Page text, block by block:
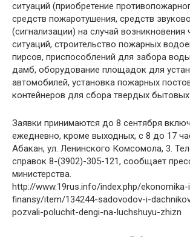
ситуаций (приобретение
средств пожаротушения, средств
(сигнализации) на случай
ситуаций, строительство пожарных
пирсов, приспособлений для забора
дамб, оборудование площадок для
автомобилей, установка пожарных
контейнеров для сбора твердых
Заявки принимаются до 8 сентября
ежедневно, кроме выходных, с 8 до 17
Абакан, ул. Ленинского Комсомола, 3.
справок 8-(3902)-305-121, сообщает
министерства.
http://www.19rus.info/index.php/ekonomika-
finansy/item/134244-sadovodov-i-
pozvali-poluchit-dengi-na-luchshuyu-zhizn